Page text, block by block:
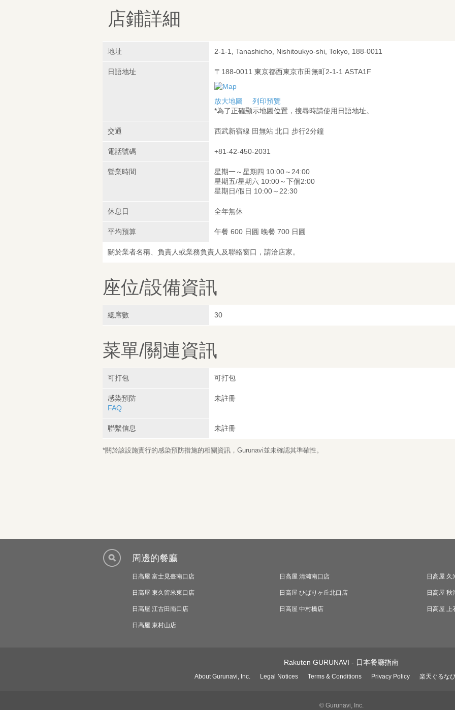
店鋪詳細
地址 2-1-1, Tanashicho, Nishitoukyo-shi, Tokyo, 188-0011
日語地址 〒188-0011 東京都西東京市田無町2-1-1 ASTA1F
放大地圖
列印預覽
*為了正確顯示地圖位置，搜尋時請使用日語地址。
交通 西武新宿線 田無站 北口 步行2分鐘
電話號碼 +81-42-450-2031
營業時間
星期一～星期四 10:00～24:00
星期五/星期六 10:00～下個2:00
星期日/假日 10:00～22:30
休息日 全年無休
平均預算 午餐 600 日圓 晚餐 700 日圓
關於業者名稱、負責人或業務負責人及聯絡窗口，請洽店家。
座位/設備資訊
總席數 30
菜單/關連資訊
可打包 可打包
感染預防
FAQ
未註冊
聯繫信息 未註冊
*關於該設施實行的感染預防措施的相關資訊，Gurunavi並未確認其準確性。
周邊的餐廳
日高屋 富士見臺南口店 日高屋 清瀨南口店 日高屋 久
日高屋 東久留米東口店 日高屋 ひばりヶ丘北口店 日高屋 秋
日高屋 江古田南口店 日高屋 中村橋店 日高屋 上
日高屋 東村山店
Rakuten GURUNAVI - 日本餐廳指南
About Gurunavi, Inc. Legal Notices Terms & Conditions Privacy Policy 楽天ぐるな
© Gurunavi, Inc.